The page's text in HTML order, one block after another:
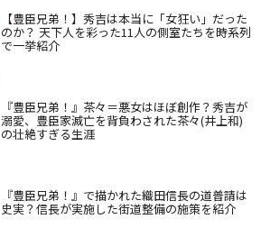
【豊臣兄弟！】秀吉は本当に「女狂い」だった
のか？ 天下人を彩った11人の側室たちを時系列
で一挙紹介
『豊臣兄弟！』茶々＝悪女はほぼ創作？秀吉が
溺愛、豊臣家滅亡を背負わされた茶々(井上和)
の壮絶すぎる生涯
『豊臣兄弟！』で描かれた織田信長の道普請は
史実？信長が実施した街道整備の施策を紹介